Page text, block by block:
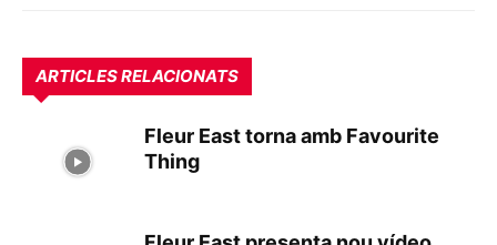
ARTICLES RELACIONATS
Fleur East torna amb Favourite
Thing